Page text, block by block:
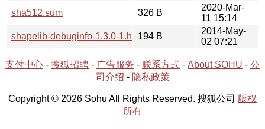
sha512.sum
326 B
2020-Mar-
11 15:14
shapelib-debuginfo-1.3.0-1.hint194 B
2014-May-
02 07:21
支付中心 - 搜狐招聘 - 广告服务 - 联系方式 - About SOHU - 公
司介绍 - 隐私政策
Copyright © 2026 Sohu All Rights Reserved. 搜狐公司 版权
所有